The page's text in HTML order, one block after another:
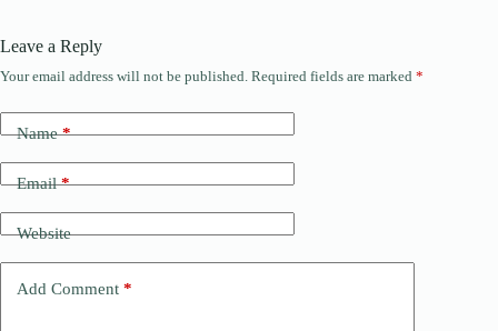
Leave a Reply
Your email address will not be published. Required fields are marked *
Name*
Email*
Website
Add Comment *